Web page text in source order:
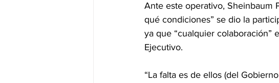
Ante este operativo, Sheinbaum
qué condiciones” se dio la
ya que “cualquier colaboración”
Ejecutivo.
“La falta es de ellos (del